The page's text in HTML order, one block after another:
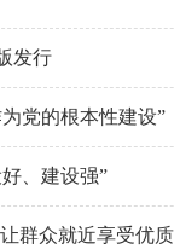
发行
党的根本性建设”
、建设强”
群众就近享受优